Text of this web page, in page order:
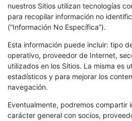
nuestros Sitios utilizan tecnologías
para recopilar información no
(“Información No Específica”).
Esta información puede incluir: tipo
operativo, proveedor de Internet,
utilizados en los Sitios. La misma es
estadísticos y para mejorar los
navegación.
Eventualmente, podremos compartir
carácter general con socios,